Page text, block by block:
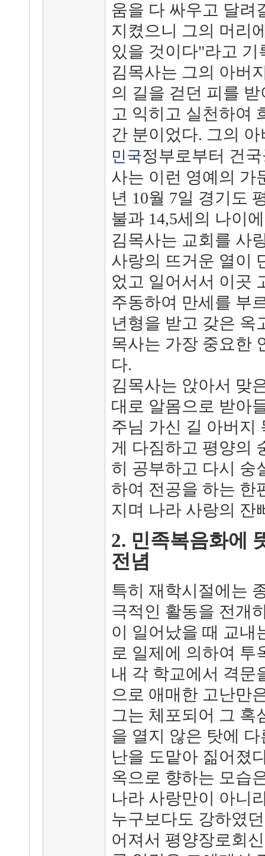
움을 다 싸우고 달려
지켰으니 그의 머리
있을 것이다"라고 기
김목사는 그의 아버
의 길을 걷던 피를
고 익히고 실천하여
간 분이었다. 그의
민국정부로부터 건
사는 이런 영예의 가
년 10월 7일 경기도
불과 14,5세의 나이
김목사는 교회를 사
사랑의 뜨거운 열이
었고 일어서서 이곳
주동하여 만세를 부
년형을 받고 갖은 옥
목사는 가장 중요한
다.
김목사는 앉아서 맞
대로 알몸으로 받아
주님 가신 길 아버지
게 다짐하고 평양의
히 공부하고 다시 숭
하여 전공을 하는 한
지며 나라 사랑의 잔
2. 민족복음화에
전념
특히 재학시절에는
극적인 활동을 전개
이 일어났을 때 교내
로 일제에 의하여 투
내 각 학교에서 격문
으로 애매한 고난만
그는 체포되어 그 혹
을 열지 않은 탓에
난을 도맡아 짊어졌
옥으로 향하는 모습
나라 사랑만이 아니
누구보다도 강하였
어져서 평양장로회